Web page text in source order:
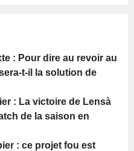
: Pour dire au revoir au
t-il la solution de
: La victoire de Lensà
de la saison en
: ce projet fou est